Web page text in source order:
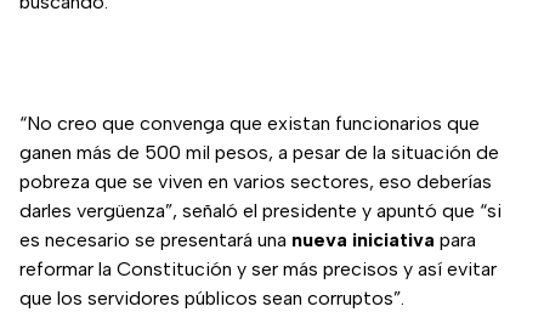
“No creo que convenga que existan funcionarios que
ganen más de 500 mil pesos, a pesar de la situación de
pobreza que se viven en varios sectores, eso deberías
darles vergüenza”, señaló el presidente y apuntó que “si
es necesario se presentará una nueva iniciativa para
reformar la Constitución y ser más precisos y así evitar
que los servidores públicos sean corruptos”.